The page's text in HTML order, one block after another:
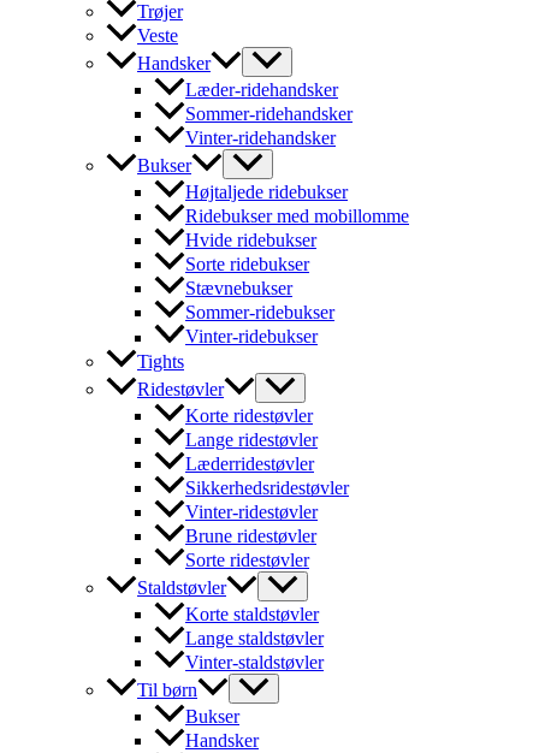
Trøjer
Veste
Handsker
Læder-ridehandsker
Sommer-ridehandsker
Vinter-ridehandsker
Bukser
Højtaljede ridebukser
Ridebukser med mobillomme
Hvide ridebukser
Sorte ridebukser
Stævnebukser
Sommer-ridebukser
Vinter-ridebukser
Tights
Ridestøvler
Korte ridestøvler
Lange ridestøvler
Læderridestøvler
Sikkerhedsridestøvler
Vinter-ridestøvler
Brune ridestøvler
Sorte ridestøvler
Staldstøvler
Korte staldstøvler
Lange staldstøvler
Vinter-staldstøvler
Til børn
Bukser
Handsker